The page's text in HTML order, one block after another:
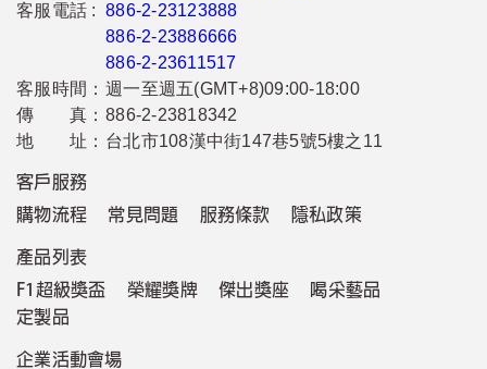
客服電話 : 886-2-23123888
886-2-23886666
886-2-23611517
客服時間： 週一至週五(GMT+8)09:00-18:00
傳 真： 886-2-23818342
地 址： 台北市108漢中街147巷5號5樓之11
客戶服務
購物流程
常見問題 服務條款 隱私政策
產品列表
F1超級獎盃
榮耀獎牌 傑出獎座
喝采藝品
定製品
企業活動會場